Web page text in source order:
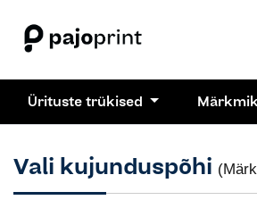
Ürituste trükised
Vali kujunduspõhi